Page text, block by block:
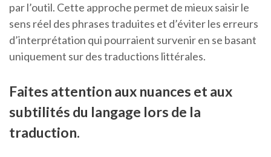
par l’outil. Cette approche permet de mieux saisir le
sens réel des phrases traduites et d’éviter les erreurs
d’interprétation qui pourraient survenir en se basant
uniquement sur des traductions littérales.
Faites attention aux nuances et aux
subtilités du langage lors de la
traduction.